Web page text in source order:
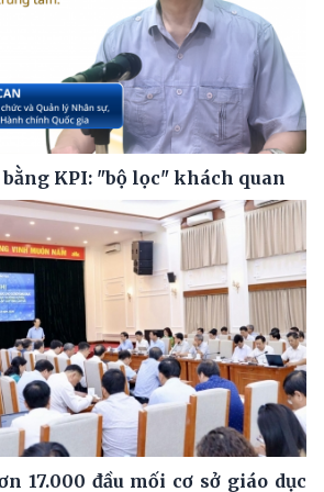
KPI: "bộ lọc" khách quan
17.000 đầu mối cơ sở giáo dục